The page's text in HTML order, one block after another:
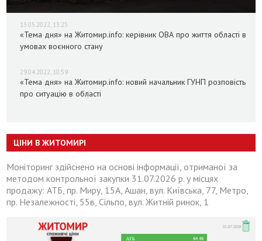
13.05.2022, 13:25
«Тема дня» на Житомир.info: керівник ОВА про життя області в
умовах воєнного стану
29.04.2022, 10:59
«Тема дня» на Житомир.info: новий начальник ГУНП розповість
про ситуацію в області
ЦІНИ В ЖИТОМИРІ
Моніторинг здійснено на основі інформації, отриманої за
методом контрольної закупки 31.07.2026 р. у місцях
продажу: АТБ, пр. Миру, 15А, Ашан, вул. Київська, 77, Метро,
пр. Незалежності, 55в, Сільпо, вул. Житній ринок, 1